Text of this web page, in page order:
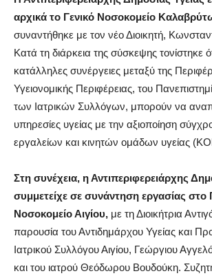
αρχικά το Γενικό Νοσοκομείο
συναντήθηκε με τον νέο Διοικητή,
Κατά τη διάρκεια της σύσκεψης τονίστηκε
κατάλληλες συνέργειες μεταξύ της
Υγειονομικής Περιφέρειας, του
των Ιατρικών Συλλόγων, μπορούν να
υπηρεσίες υγείας με την αξιοποίηση
εργαλείων και κινητών ομάδων υγείας
Στη συνέχεια, η Αντιπεριφερειάρχης
συμμετείχε σε συνάντηση εργασίας στο
Νοσοκομείο Αιγίου, με τη Διοικήτρια
παρουσία του Αντιδημάρχου Υγείας και
Ιατρικού Συλλόγου Αιγίου, Γεώργιου
και του ιατρού Θεόδωρου Βουδούκη. Σ